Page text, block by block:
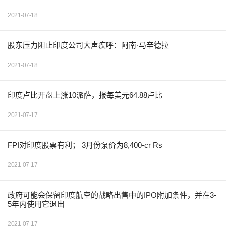
2021-07-18
股东压力阻止印度公司大声疾呼：阿南·马辛德拉
2021-07-18
印度卢比开盘上涨10派萨，报每美元64.88卢比
2021-07-17
FPI对印度股票有利； 3月份泵价为8,400-cr Rs
2021-07-17
政府可能会保留印度航空的战略出售中的IPO附加条件，并在3-
5年内使用它退出
2021-07-17